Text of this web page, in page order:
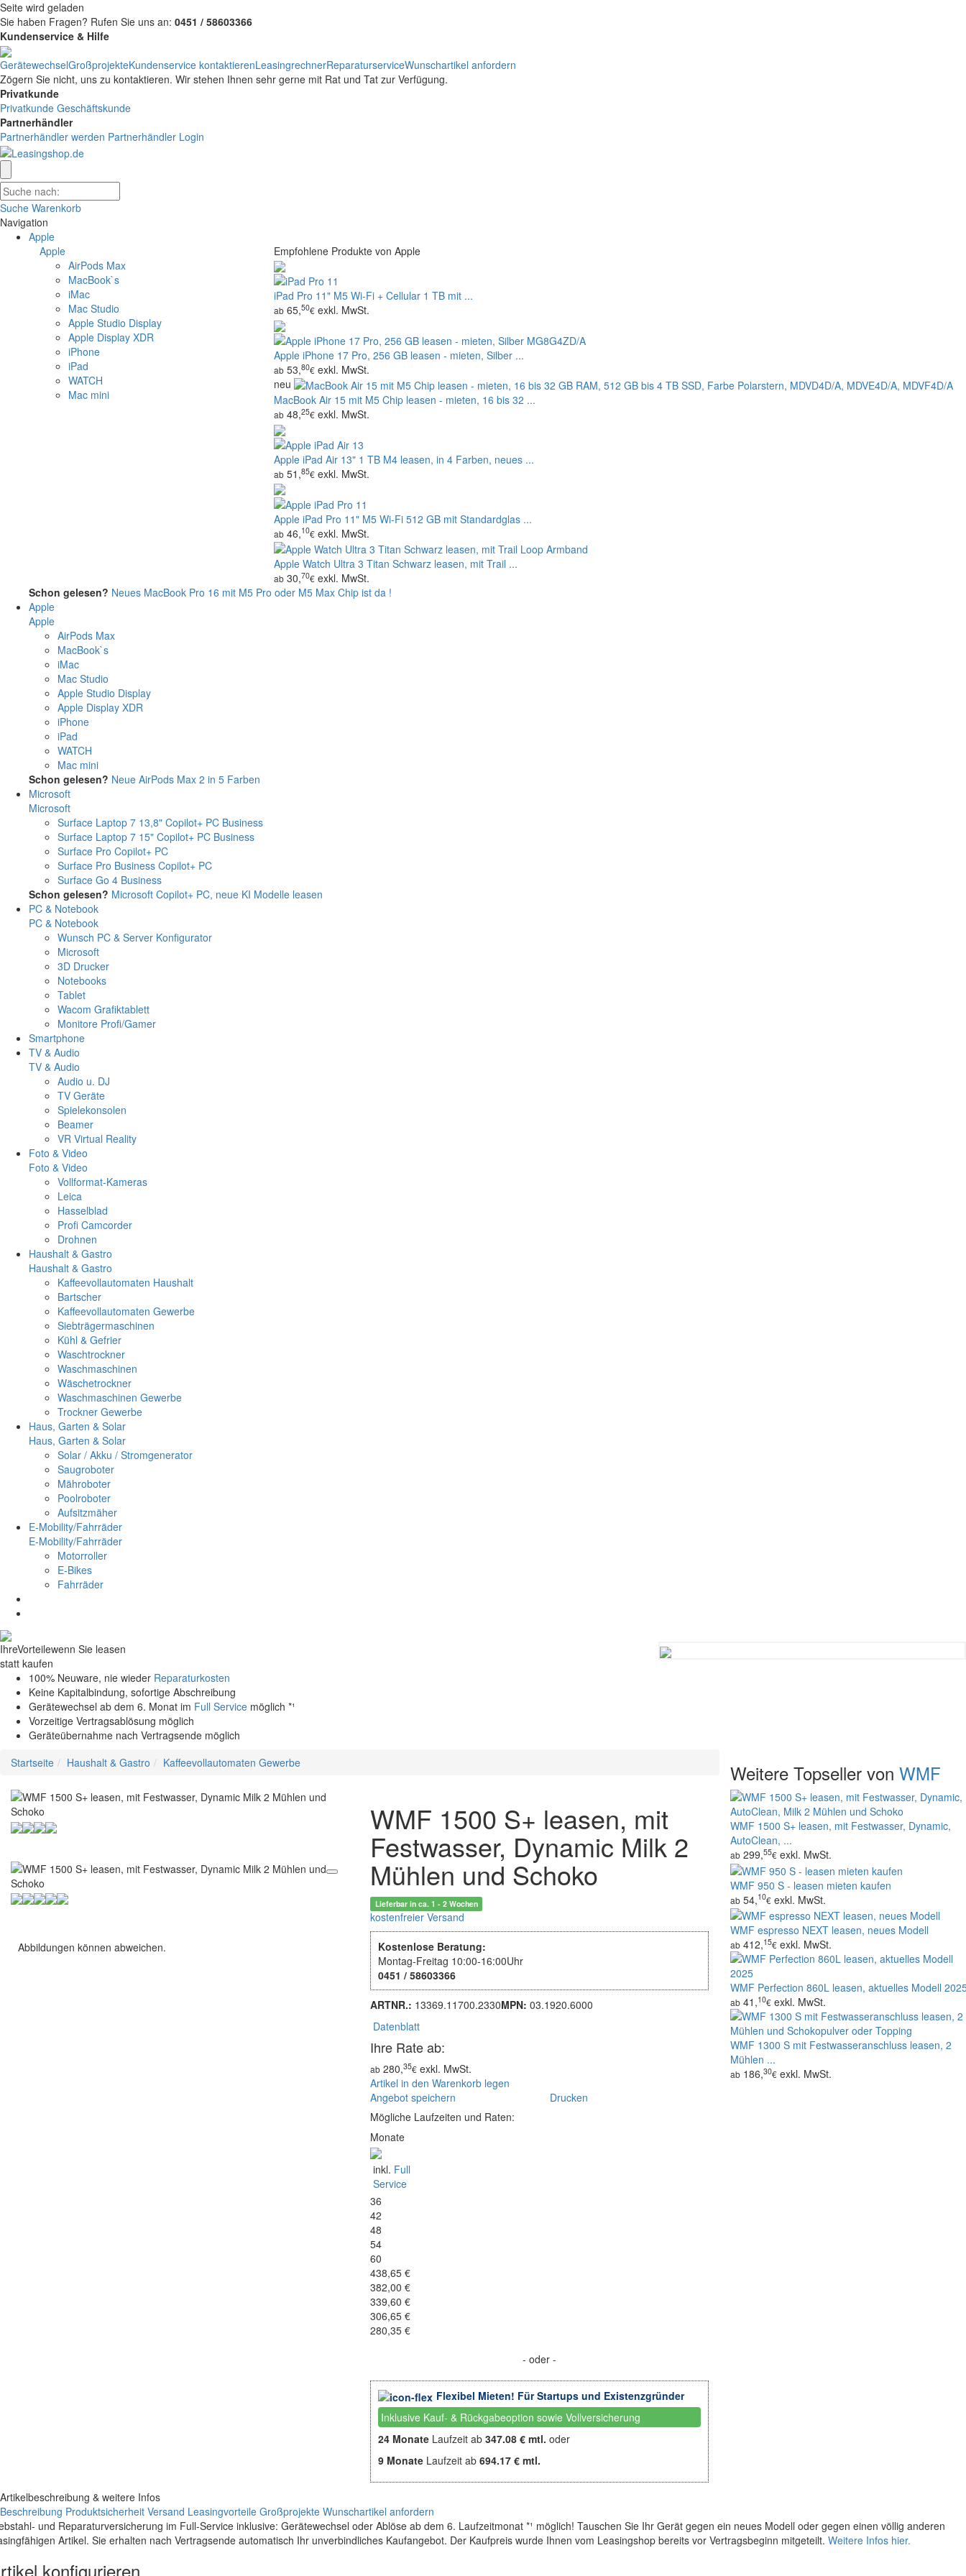
Seite wird geladen
Sie haben Fragen? Rufen Sie uns an: 0451 / 58603366
Kundenservice & Hilfe
GerätewechselGroßprojekteKundenservice kontaktierenLeasingrechnerReparaturserviceWunschartikel anfordern
Zögern Sie nicht, uns zu kontaktieren. Wir stehen Ihnen sehr gerne mit Rat und Tat zur Verfügung.
Privatkunde
Privatkunde Geschäftskunde
Partnerhändler
Partnerhändler werden Partnerhändler Login
Suche Warenkorb
Navigation
Apple
Apple
AirPods Max
MacBook`s
iMac
Mac Studio
Apple Studio Display
Apple Display XDR
iPhone
iPad
WATCH
Mac mini
Empfohlene Produkte von Apple
iPad Pro 11" M5 Wi‑Fi + Cellular 1 TB mit ...
ab 65,50€ exkl. MwSt.
Apple iPhone 17 Pro, 256 GB leasen - mieten, Silber ...
ab 53,80€ exkl. MwSt.
neu
MacBook Air 15 mit M5 Chip leasen - mieten, 16 bis 32 ...
ab 48,25€ exkl. MwSt.
Apple iPad Air 13" 1 TB M4 leasen, in 4 Farben, neues ...
ab 51,85€ exkl. MwSt.
Apple iPad Pro 11" M5 Wi‑Fi 512 GB mit Standardglas ...
ab 46,10€ exkl. MwSt.
Apple Watch Ultra 3 Titan Schwarz leasen, mit Trail ...
ab 30,70€ exkl. MwSt.
Schon gelesen? Neues MacBook Pro 16 mit M5 Pro oder M5 Max Chip ist da !
Apple
Apple
AirPods Max
MacBook`s
iMac
Mac Studio
Apple Studio Display
Apple Display XDR
iPhone
iPad
WATCH
Mac mini
Schon gelesen? Neue AirPods Max 2 in 5 Farben
Microsoft
Microsoft
Surface Laptop 7 13,8" Copilot+ PC Business
Surface Laptop 7 15" Copilot+ PC Business
Surface Pro Copilot+ PC
Surface Pro Business Copilot+ PC
Surface Go 4 Business
Schon gelesen? Microsoft Copilot+ PC, neue KI Modelle leasen
PC & Notebook
PC & Notebook
Wunsch PC & Server Konfigurator
Microsoft
3D Drucker
Notebooks
Tablet
Wacom Grafiktablett
Monitore Profi/Gamer
Smartphone
TV & Audio
TV & Audio
Audio u. DJ
TV Geräte
Spielekonsolen
Beamer
VR Virtual Reality
Foto & Video
Foto & Video
Vollformat-Kameras
Leica
Hasselblad
Profi Camcorder
Drohnen
Haushalt & Gastro
Haushalt & Gastro
Kaffeevollautomaten Haushalt
Bartscher
Kaffeevollautomaten Gewerbe
Siebträgermaschinen
Kühl & Gefrier
Waschtrockner
Waschmaschinen
Wäschetrockner
Waschmaschinen Gewerbe
Trockner Gewerbe
Haus, Garten & Solar
Haus, Garten & Solar
Solar / Akku / Stromgenerator
Saugroboter
Mähroboter
Poolroboter
Aufsitzmäher
E-Mobility/Fahrräder
E-Mobility/Fahrräder
Motorroller
E-Bikes
Fahrräder
IhreVorteilewenn Sie leasen
statt kaufen
100% Neuware, nie wieder Reparaturkosten
Keine Kapitalbindung, sofortige Abschreibung
Gerätewechsel ab dem 6. Monat im Full Service möglich *¹
Vorzeitige Vertragsablösung möglich
Geräteübernahme nach Vertragsende möglich
Startseite
Haushalt & Gastro Kaffeevollautomaten Gewerbe
Abbildungen können abweichen.
WMF 1500 S+ leasen, mit
Festwasser, Dynamic Milk 2
Mühlen und Schoko
Lieferbar in ca. 1 - 2 Wochen
kostenfreier Versand
Kostenlose Beratung:
Montag-Freitag 10:00-16:00Uhr
0451 / 58603366
ARTNR.: 13369.11700.2330MPN: 03.1920.6000
Datenblatt
Ihre Rate ab:
ab 280,35€ exkl. MwSt.
Artikel in den Warenkorb legen
Angebot speichern
Drucken
Mögliche Laufzeiten und Raten:
Monate
inkl. Full
Service
36
42
48
54
60
438,65 €
382,00 €
339,60 €
306,65 €
280,35 €
- oder -
Flexibel Mieten! Für Startups und Existenzgründer
Inklusive Kauf- & Rückgabeoption sowie Vollversicherung
24 Monate Laufzeit ab347.08 € mtl. oder
9 Monate Laufzeit ab694.17 € mtl.
Weitere Topseller von WMF
WMF 1500 S+ leasen, mit Festwasser, Dynamic,
AutoClean, ...
ab299,55€ exkl. MwSt.
WMF 950 S - leasen mieten kaufen
ab54,10€ exkl. MwSt.
WMF espresso NEXT leasen, neues Modell
ab412,15€ exkl. MwSt.
WMF Perfection 860L leasen, aktuelles Modell
ab41,10€ exkl. MwSt.
WMF 1300 S mit Festwasseranschluss leasen, 2
Mühlen ...
ab186,30€ exkl. MwSt.
Artikelbeschreibung & weitere Infos
Beschreibung Produktsicherheit Versand Leasingvorteile Großprojekte Wunschartikel anfordern
und Reparaturversicherung im Full-Service inklusive: Gerätewechsel oder Ablöse ab dem 6. Laufzeitmonat *¹ möglich! Tauschen Sie Ihr Gerät gegen ein neues Modell oder gegen einen völlig anderen
Artikel. Sie erhalten nach Vertragsende automatisch Ihr unverbindliches Kaufangebot. Der Kaufpreis wurde Ihnen vom Leasingshop bereits vor Vertragsbeginn mitgeteilt. Weitere Infos hier.
konfigurieren